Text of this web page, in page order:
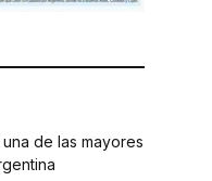
de las mayores